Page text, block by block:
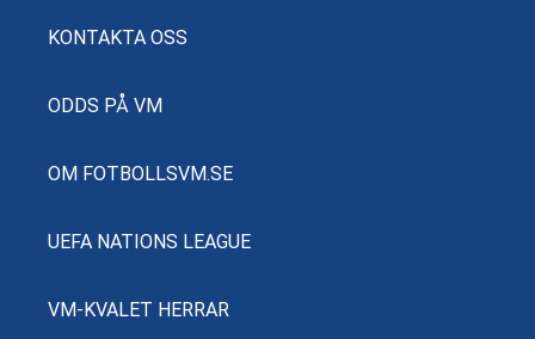
KONTAKTA OSS
ODDS PÅ VM
OM FOTBOLLSVM.SE
UEFA NATIONS LEAGUE
VM-KVALET HERRAR